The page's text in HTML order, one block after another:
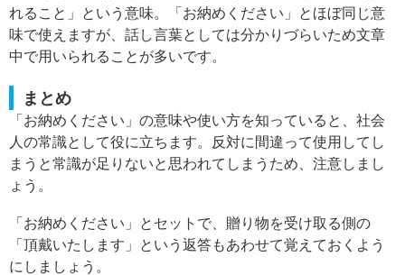
れること」という意味。「お納めください」とほぼ同じ意
味で使えますが、話し言葉としては分かりづらいため文章
中で用いられることが多いです。
まとめ
「お納めください」の意味や使い方を知っていると、社会
人の常識として役に立ちます。反対に間違って使用してし
まうと常識が足りないと思われてしまうため、注意しまし
ょう。
「お納めください」とセットで、贈り物を受け取る側の
「頂戴いたします」という返答もあわせて覚えておくよう
にしましょう。